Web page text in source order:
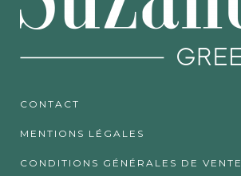
CONTACT
MENTIONS LÉGALES
CONDITIONS GÉNÉRALES DE VENTE